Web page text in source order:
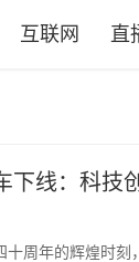
互联网 直
下线：科技
周年的辉煌时刻